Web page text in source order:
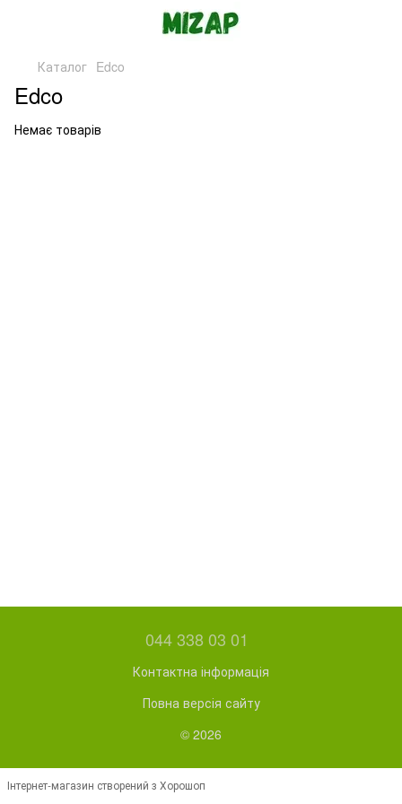
Каталог Edco
Edco
Немає товарів
044 338 03 01
Контактна інформація
Повна версія сайту
© 2026
Інтернет-магазин створений з Хорошоп